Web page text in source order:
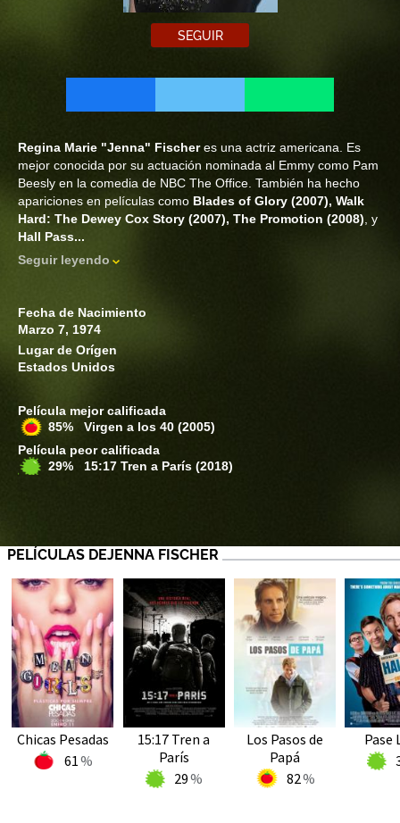
SEGUIR
Regina Marie "Jenna" Fischeres una actriz americana. Es
mejor conocida por su actuación nominada al Emmy como Pam
Beesly en la comedia de NBC The Office. También ha hecho
apariciones en películas como Blades of Glory (2007), Walk
Hard: The Dewey Cox Story (2007), The Promotion (2008) , y
Hall Pass...
Seguir leyendo
Fecha de Nacimiento
Marzo 7, 1974
Lugar de Orígen
Estados Unidos
Película mejor calificada
85% Virgen a los 40 (2005)
Película peor calificada
29% 15:17 Tren a París (2018)
PELÍCULAS DEJENNA FISCHER
Chicas Pesadas
61
15:17 Tren a
París
29
Los Pasos de
Papá
82
Pase